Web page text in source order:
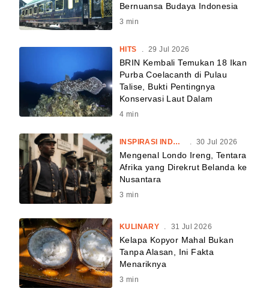
Bernuansa Budaya Indonesia
3 min
HITS . 29 Jul 2026
BRIN Kembali Temukan 18 Ikan
Purba Coelacanth di Pulau
Talise, Bukti Pentingnya
Konservasi Laut Dalam
4 min
INSPIRASI INDONESIA . 30 Jul 2026
Mengenal Londo Ireng, Tentara
Afrika yang Direkrut Belanda ke
Nusantara
3 min
KULINARY 31 Jul 2026
Kelapa Kopyor Mahal Bukan
Tanpa Alasan, Ini Fakta
Menariknya
3 min